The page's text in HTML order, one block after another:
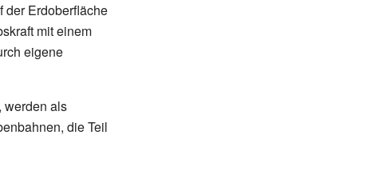
der Erdoberfläche
mit einem
eigene
werden als
die Teil